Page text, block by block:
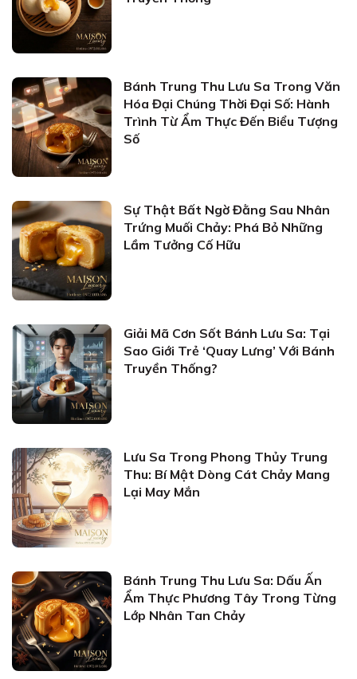
Bánh Trung Thu Lưu Sa Trong Văn
Hóa Đại Chúng Thời Đại Số: Hành
Trình Từ Ẩm Thực Đến Biểu Tượng
Số
Sự Thật Bất Ngờ Đằng Sau Nhân
Trứng Muối Chảy: Phá Bỏ Những
Lầm Tưởng Cố Hữu
Giải Mã Cơn Sốt Bánh Lưu Sa: Tại
Sao Giới Trẻ ‘Quay Lưng’ Với Bánh
Truyền Thống?
Lưu Sa Trong Phong Thủy Trung
Thu: Bí Mật Dòng Cát Chảy Mang
Lại May Mắn
Bánh Trung Thu Lưu Sa: Dấu Ấn
Ẩm Thực Phương Tây Trong Từng
Lớp Nhân Tan Chảy